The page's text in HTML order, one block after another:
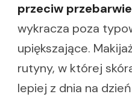
przeciw
wykracza poza
upiększające.
rutyny, w której
lepiej z dnia na